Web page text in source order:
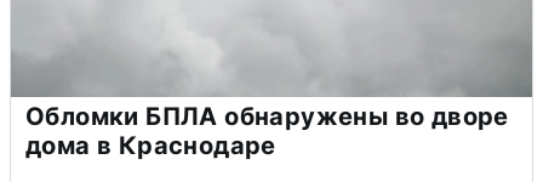
Обломки БПЛА обнаружены во дворе
дома в Краснодаре